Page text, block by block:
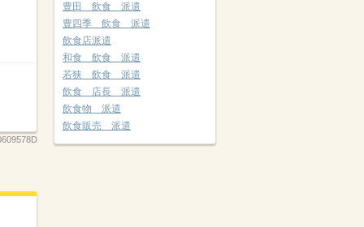
豊田 飲食 派遣
豊四季 飲食 派遣
飲食店派遣
和食 飲食 派遣
若狭 飲食 派遣
飲食 店長 派遣
飲食物 派遣
飲食販売 派遣